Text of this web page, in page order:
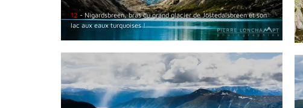
12 - Nigardsbreen, bras du grand glacier de Jostedalsbreen et son
lac aux eaux turquoises !